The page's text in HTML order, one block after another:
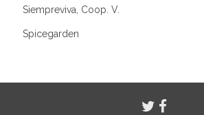
Siempreviva, Coop. V.
Spicegarden